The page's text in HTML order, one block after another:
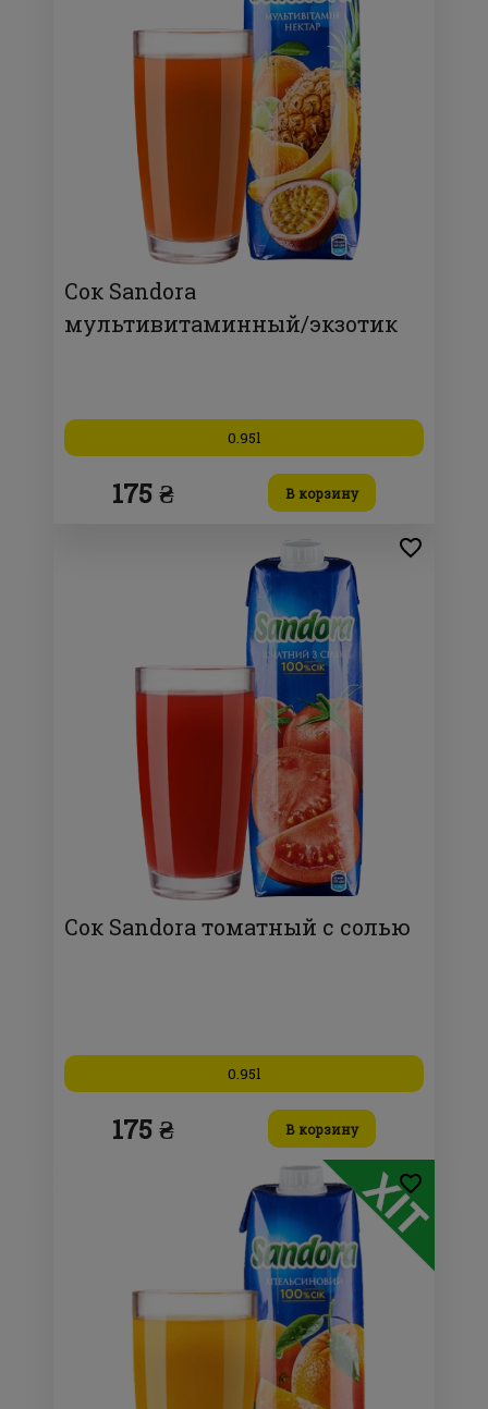
Сок Sandora
мультивитаминный/экзотик
0.95l
175 ₴ В корзину
Сок Sandora томатный с солью
0.95l
175 ₴ В корзину